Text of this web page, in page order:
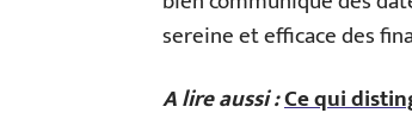
sereine et efficace des
A lire aussi :Ce qui